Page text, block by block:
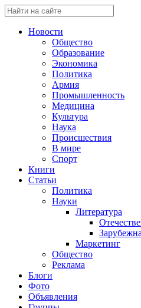
Новости
Общество
Образование
Экономика
Политика
Армия
Промышленность
Медицина
Культура
Наука
Происшествия
В мире
Спорт
Книги
Статьи
Политика
Науки
Литература
Маркетинг
Общество
Реклама
Блоги
Фото
Объявления